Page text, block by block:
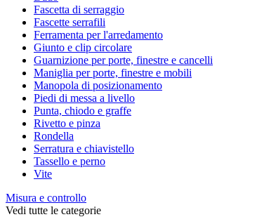
Fascetta di serraggio
Fascette serrafili
Ferramenta per l'arredamento
Giunto e clip circolare
Guarnizione per porte, finestre e cancelli
Maniglia per porte, finestre e mobili
Manopola di posizionamento
Piedi di messa a livello
Punta, chiodo e graffe
Rivetto e pinza
Rondella
Serratura e chiavistello
Tassello e perno
Vite
Misura e controllo
Vedi tutte le categorie